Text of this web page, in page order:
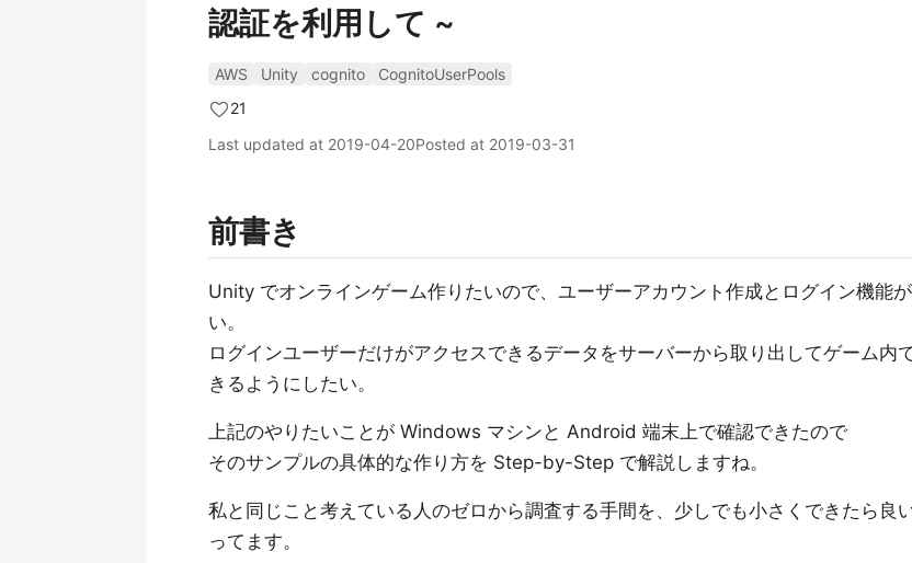
認証を利用して ~
AWS Unity cognito
CognitoUserPools
21
Last updated at 2019-04-20Posted at 2019-03-31
前書き
Unity でオンラインゲーム作りたいので、ユーザーアカウント作成とログイン機能
い。
ログインユーザーだけがアクセスできるデータをサーバーから取り出してゲーム内
きるようにしたい。
上記のやりたいことが Windows マシンと Android 端末上で確認できたので
そのサンプルの具体的な作り方を Step-by-Step で解説しますね。
私と同じこと考えている人のゼロから調査する手間を、少しでも小さくできたら良
ってます。